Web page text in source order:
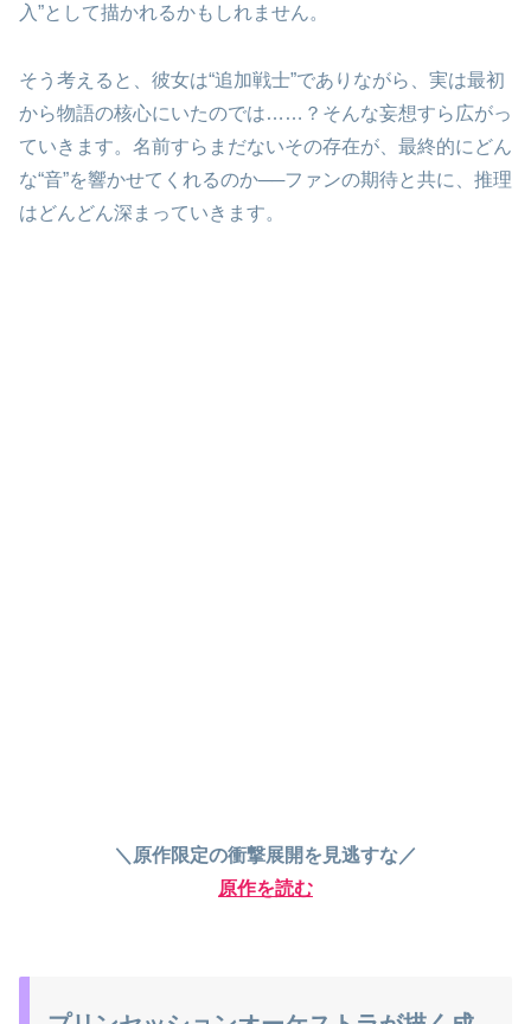
入”として描かれるかもしれません。
そう考えると、彼女は“追加戦士”でありながら、実は最初
から物語の核心にいたのでは……？そんな妄想すら広がっ
ていきます。名前すらまだないその存在が、最終的にどん
な“音”を響かせてくれるのか──ファンの期待と共に、推理
はどんどん深まっていきます。
＼原作限定の衝撃展開を見逃すな／
原作を読む